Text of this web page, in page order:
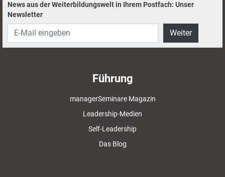
News aus der Weiterbildungswelt in Ihrem Postfach: Unser
Newsletter
Weiter
Führung
managerSeminare Magazin
Leadership-Medien
Self-Leadership
Das Blog